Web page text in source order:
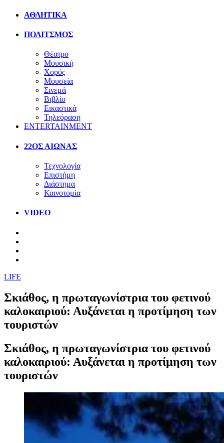
ΑΘΛΗΤΙΚΑ
ΠΟΛΙΤΣΜΟΣ
Θέατρο
Μουσική
Χορός
Μουσεία
Σινεμά
Βιβλίο
Εικαστικά
Τηλεόραση
ENTERTAINMENT
22ΟΣ ΑΙΩΝΑΣ
Τεχνολογία
Επιστήμη
Διάστημα
Καινοτομία
VIDEO
LIFE
Σκιάθος, η πρωταγωνίστρια του φετινού
καλοκαιριού: Αυξάνεται η προτίμηση των
τουριστών
Σκιάθος, η πρωταγωνίστρια του φετινού
καλοκαιριού: Αυξάνεται η προτίμηση των
τουριστών